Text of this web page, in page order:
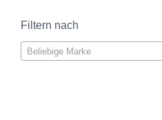
Filtern nach
Beliebige Marke